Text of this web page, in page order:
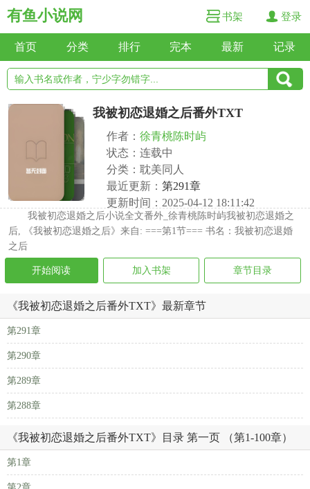
有鱼小说网 书架 登录
首页 分类 排行 完本 最新 记录
我被初恋退婚之后番外TXT
作者： 徐青桃陈时屿
状态：连载中
分类：耽美同人
最近更新： 第291章
更新时间：2025-04-12 18:11:42
我被初恋退婚之后小说全文番外_徐青桃陈时屿我被初恋退婚之
后, 《我被初恋退婚之后》来自: ===第1节=== 书名：我被初恋退婚
之后
开始阅读 加入书架 章节目录
《我被初恋退婚之后番外TXT》最新章节
第291章
第290章
第289章
第288章
《我被初恋退婚之后番外TXT》目录 第一页 （第1-100章）
第1章